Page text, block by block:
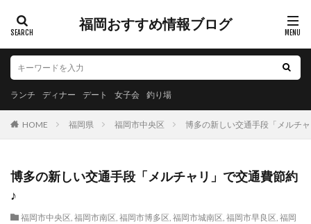
福岡おすすめ情報ブログ
ランチ ディナー デート 女子会 釣り場
HOME 福岡県 福岡市中央区 博多の新しい交通手段「メルチ
博多の新しい交通手段「メルチャリ」で交通費節約
♪
福岡市中央区, 福岡市南区, 福岡市博多区, 福岡市城南区, 福岡市早良区, 福岡